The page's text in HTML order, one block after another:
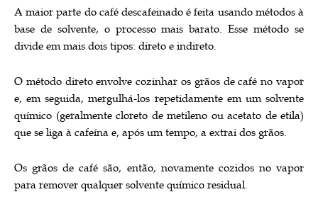
A maior parte do café descafeinado é feita usando métodos à
base de solvente, o processo mais barato. Esse método se
divide em mais dois tipos: direto e indireto.
O método direto envolve cozinhar os grãos de café no vapor
e, em seguida, mergulhá-los repetidamente em um solvente
químico (geralmente cloreto de metileno ou acetato de etila)
que se liga à cafeína e, após um tempo, a extrai dos grãos.
Os grãos de café são, então, novamente cozidos no vapor
para remover qualquer solvente químico residual.